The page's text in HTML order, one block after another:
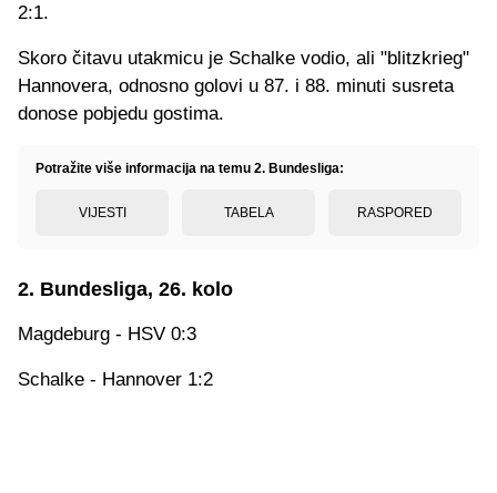
2:1.
Skoro čitavu utakmicu je Schalke vodio, ali "blitzkrieg"
Hannovera, odnosno golovi u 87. i 88. minuti susreta
donose pobjedu gostima.
Potražite više informacija na temu 2. Bundesliga:
VIJESTI TABELA RASPORED
2. Bundesliga, 26. kolo
Magdeburg - HSV 0:3
Schalke - Hannover 1:2